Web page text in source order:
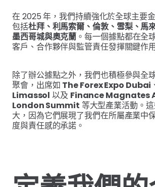
在 2025 年，我們持續強化於全球主要
包括杜拜、利馬索爾、倫敦、雪梨、馬
墨西哥城與奧克蘭 。每一個據點都在全
客戶、合作夥伴與監管責任發揮關鍵作
除了辦公據點之外，我們也積極參與全
聚會，出席如 The Forex Expo Dubai
Limassol 以及 Finance Magnates
London Summit 等大型產業活動。
大，因為它們展現了我們在所屬產業中
度與責任感的承諾。